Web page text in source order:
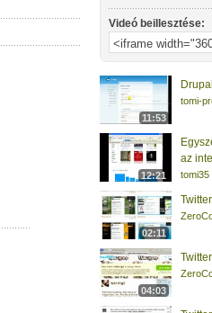
Videó beillesztése:
11:53
tomi-
12:21
az
tomi35
02:11
04:03